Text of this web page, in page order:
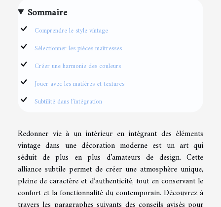
Sommaire
Comprendre le style vintage
Sélectionner les pièces maîtresses
Créer une harmonie des couleurs
Jouer avec les matières et textures
Subtilité dans l’intégration
Redonner vie à un intérieur en intégrant des éléments
vintage dans une décoration moderne est un art qui
séduit de plus en plus d’amateurs de design. Cette
alliance subtile permet de créer une atmosphère unique,
pleine de caractère et d’authenticité, tout en conservant le
confort et la fonctionnalité du contemporain. Découvrez à